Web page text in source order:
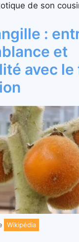
de son
:
et
avec
Wikipédia